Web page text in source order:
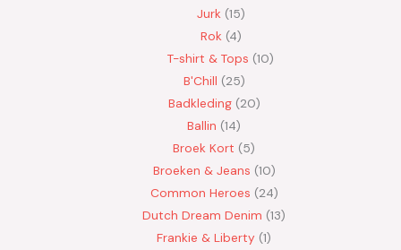
Jurk 15
Rok 4
T-shirt & Tops 10
B'Chill 25
Badkleding 20
Ballin 14
Broek Kort 5
Broeken & Jeans 10
Common Heroes 24
Dutch Dream Denim 13
Frankie & Liberty 1